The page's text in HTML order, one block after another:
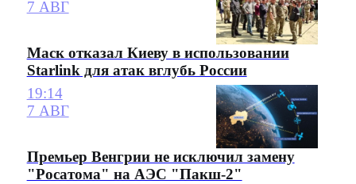
7 АВГ
Маск отказал Киеву в использовании
Starlink для атак вглубь России
19:14
7 АВГ
Премьер Венгрии не исключил замену
"Росатома" на АЭС "Пакш-2"